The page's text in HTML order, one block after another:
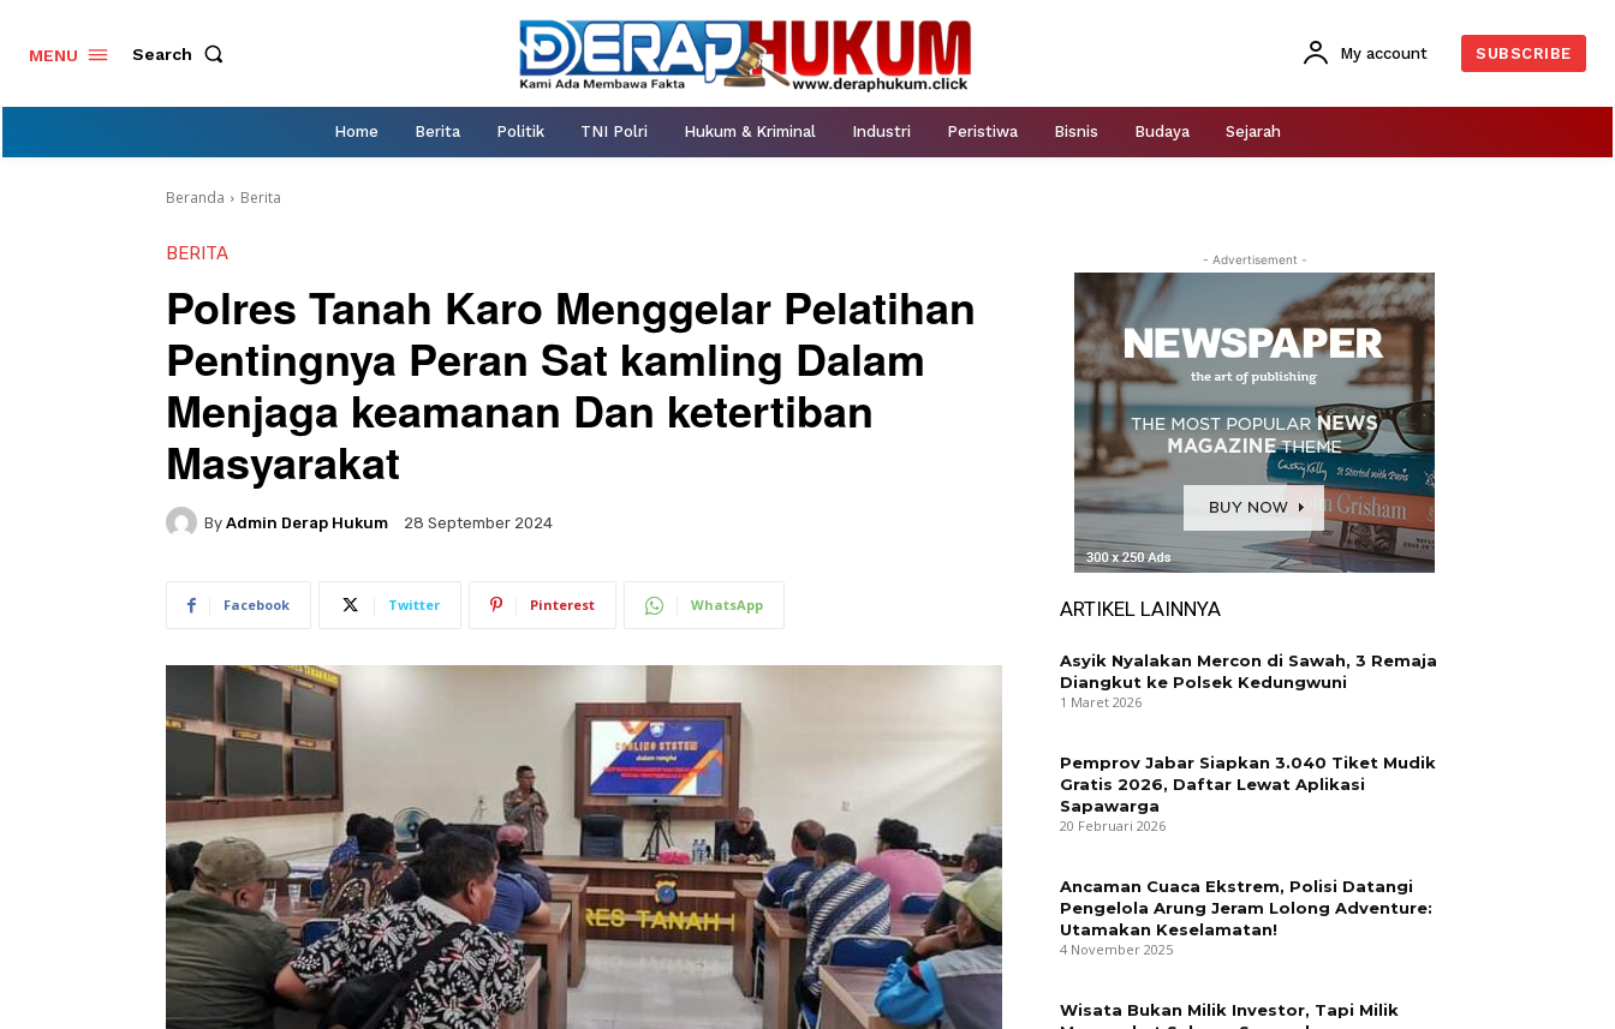
MENU Search My account SUBSCRIBE
Home Berita Politik TNI Polri Hukum & Kriminal Industri Peristiwa Bisnis Budaya Sejarah
Beranda Berita
BERITA
Polres Tanah Karo Menggelar Pelatihan
Pentingnya Peran Sat kamling Dalam
Menjaga keamanan Dan ketertiban
Masyarakat
By Admin Derap Hukum 28 September 2024
Facebook Twitter Pinterest WhatsApp
- Advertisement -
ARTIKEL LAINNYA
Asyik Nyalakan Mercon di Sawah, 3 Remaja
Diangkut ke Polsek Kedungwuni
1 Maret 2026
Pemprov Jabar Siapkan 3.040 Tiket Mudik
Gratis 2026, Daftar Lewat Aplikasi
Sapawarga
20 Februari 2026
Ancaman Cuaca Ekstrem, Polisi Datangi
Pengelola Arung Jeram Lolong Adventure:
Utamakan Keselamatan!
4 November 2025
Wisata Bukan Milik Investor, Tapi Milik